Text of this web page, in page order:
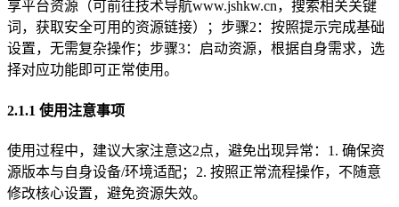
享平台资源（可前往技术导航www.jshkw.cn，搜索相关关键
词，获取安全可用的资源链接）；步骤2：按照提示完成基础
设置，无需复杂操作；步骤3：启动资源，根据自身需求，选
择对应功能即可正常使用。
2.1.1 使用注意事项
使用过程中，建议大家注意这2点，避免出现异常：1. 确保资
源版本与自身设备/环境适配；2. 按照正常流程操作，不随意
修改核心设置，避免资源失效。